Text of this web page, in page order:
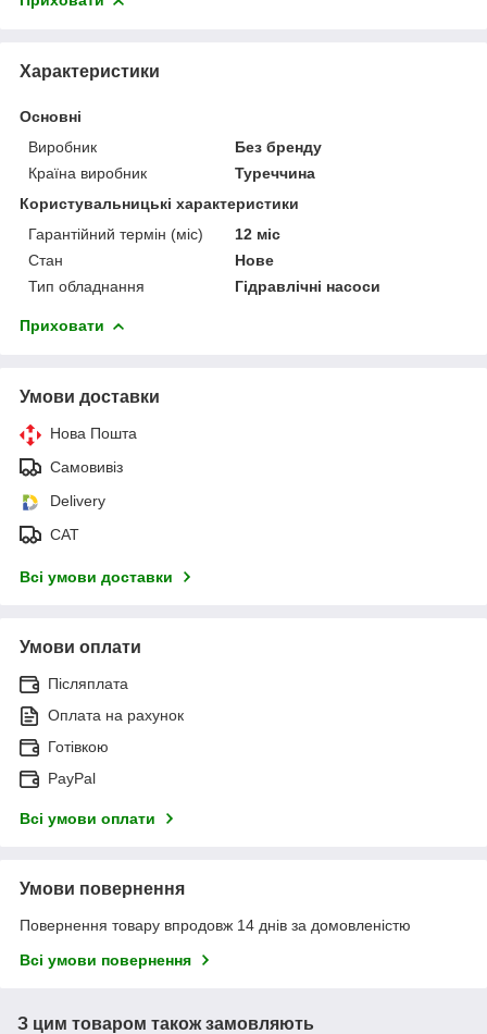
Характеристики
Основні
Виробник
Без бренду
Країна виробник
Туреччина
Користувальницькі характеристики
Гарантійний термін (міс)
12 міс
Стан
Нове
Тип обладнання
Гідравлічні насоси
Приховати
Умови доставки
Нова Пошта
Самовивіз
Delivery
САТ
Всі умови доставки
Умови оплати
Післяплата
Оплата на рахунок
Готівкою
PayPal
Всі умови оплати
Умови повернення
Повернення товару впродовж 14 днів за домовленістю
Всі умови повернення
З цим товаром також замовляють